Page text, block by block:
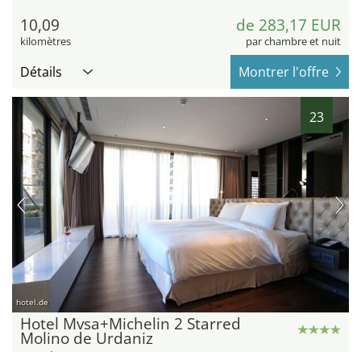
10,09
kilomètres
de 283,17 EUR
par chambre et nuit
Détails Montrer l'offre
23
hotel.de
Hotel Mvsa+Michelin 2 Starred
Molino de Urdaniz